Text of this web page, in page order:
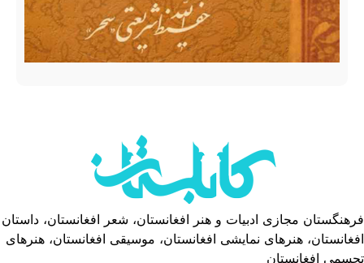
فرهنگستان مجازی ادبیات و هنر افغانستان، شعر افغانستان، داستان
افغانستان، هنرهای نمایشی افغانستان، موسیقی افغانستان، هنرهای
تجسمی افغانستان